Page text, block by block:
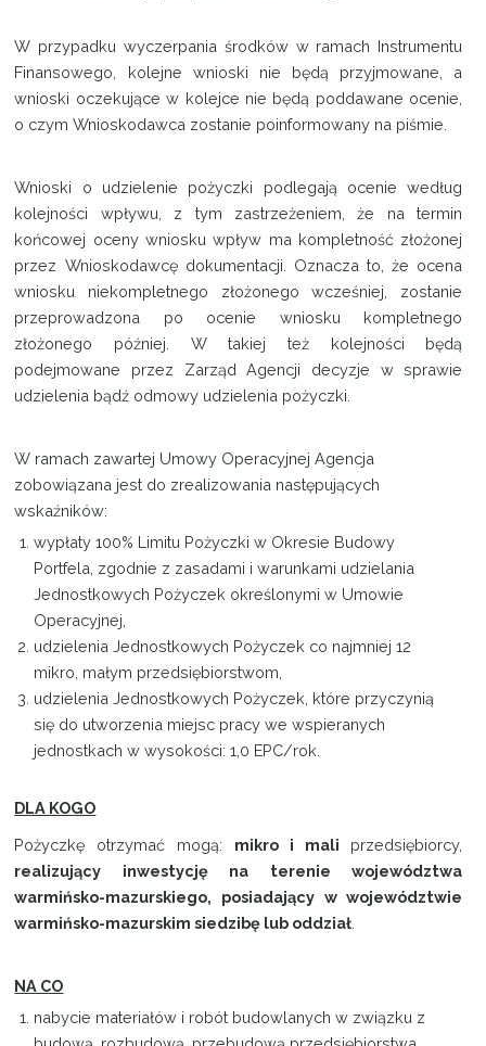
W przypadku wyczerpania środków w ramach Instrumentu
Finansowego, kolejne wnioski nie będą przyjmowane, a
wnioski oczekujące w kolejce nie będą poddawane ocenie,
o czym Wnioskodawca zostanie poinformowany na piśmie.
Wnioski o udzielenie pożyczki podlegają ocenie według
kolejności wpływu, z tym zastrzeżeniem, że na termin
końcowej oceny wniosku wpływ ma kompletność złożonej
przez Wnioskodawcę dokumentacji. Oznacza to, że ocena
wniosku niekompletnego złożonego wcześniej, zostanie
przeprowadzona po ocenie wniosku kompletnego
złożonego później. W takiej też kolejności będą
podejmowane przez Zarząd Agencji decyzje w sprawie
udzielenia bądź odmowy udzielenia pożyczki.
W ramach zawartej Umowy Operacyjnej Agencja
zobowiązana jest do zrealizowania następujących
wskaźników:
wypłaty 100% Limitu Pożyczki w Okresie Budowy
Portfela, zgodnie z zasadami i warunkami udzielania
Jednostkowych Pożyczek określonymi w Umowie
Operacyjnej,
udzielenia Jednostkowych Pożyczek co najmniej 12
mikro, małym przedsiębiorstwom,
udzielenia Jednostkowych Pożyczek, które przyczynią
się do utworzenia miejsc pracy we wspieranych
jednostkach w wysokości: 1,0 EPC/rok.
DLA KOGO
Pożyczkę otrzymać mogą: mikro i mali przedsiębiorcy,
realizujący inwestycję na terenie województwa
warmińsko-mazurskiego, posiadający w województwie
warmińsko-mazurskim siedzibę lub oddział.
NA CO
nabycie materiałów i robót budowlanych w związku z